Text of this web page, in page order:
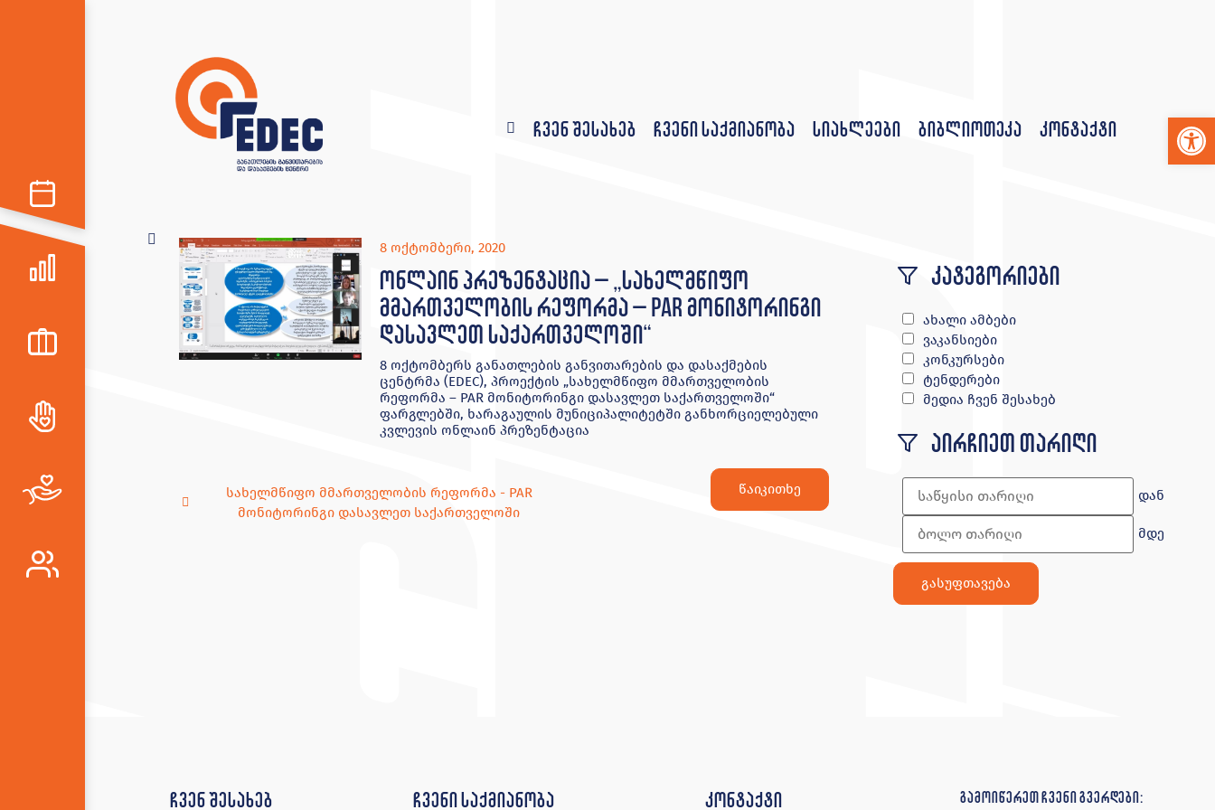
ჩვენ შესახებ ჩვენი საქმიანობა სიახლეები ბიბლიოთეკა კონტაქტი
8 ოქტომბერი, 2020
ონლაინ პრეზენტაცია – „სახელმწიფო
მმართველობის რეფორმა – PAR მონიტორინგი
დასავლეთ საქართველოში“
8 ოქტომბერს განათლების განვითარების და დასაქმების
ცენტრმა (EDEC), პროექტის „სახელმწიფო მმართველობის
რეფორმა – PAR მონიტორინგი დასავლეთ საქართველოში“
ფარგლებში, ხარაგაულის მუნიციპალიტეტში განხორციელებული
კვლევის ონლაინ პრეზენტაცია
სახელმწიფო მმართველობის რეფორმა - PAR
მონიტორინგი დასავლეთ საქართველოში
წაიკითხე
კატეგორიები
ახალი ამბები
ვაკანსიები
კონკურსები
ტენდერები
მედია ჩვენ შესახებ
აირჩიეთ თარიღი
დან
მდე
ჩვენ შესახებ ჩვენი საქმიანობა კონტაქტი გამოიწერეთ ჩვენი გვერდები: